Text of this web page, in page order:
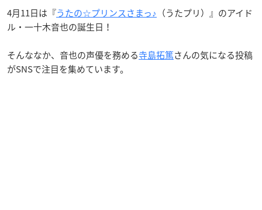
4月11日は『うたの☆プリンスさまっ♪ （うたプリ）』のアイド
ル・一十木音也の誕生日！
そんななか、音也の声優を務める寺島拓篤さんの気になる投稿
がSNSで注目を集めています。